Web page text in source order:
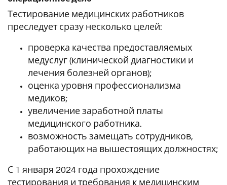
Тестирование медицинских работников
преследует сразу несколько целей:
проверка качества предоставляемых
медуслуг (клинической диагностики и
лечения болезней органов);
оценка уровня профессионализма
медиков;
увеличение заработной платы
медицинского работника.
возможность замещать сотрудников,
работающих на вышестоящих должностях;
С 1 января 2024 года прохождение
тестирования и требования к медицинским